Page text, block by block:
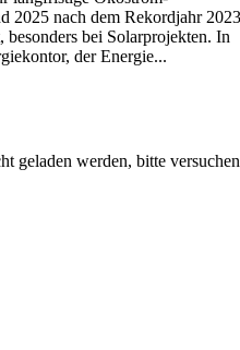
2025 nach dem Rekordjahr 2023
bei Solarprojekten. In
der Energie...
geladen werden, bitte versuchen